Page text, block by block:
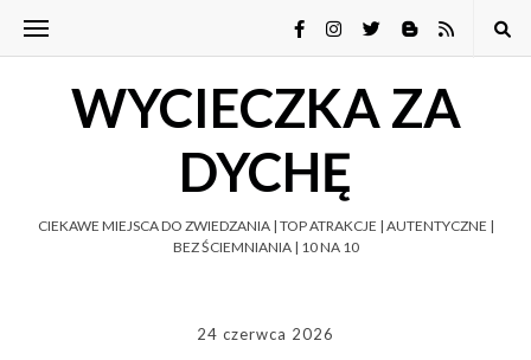
WYCIECZKA ZA
DYCHĘ
CIEKAWE MIEJSCA DO ZWIEDZANIA | TOP ATRAKCJE | AUTENTYCZNE |
BEZ ŚCIEMNIANIA | 10 NA 10
24 czerwca 2026